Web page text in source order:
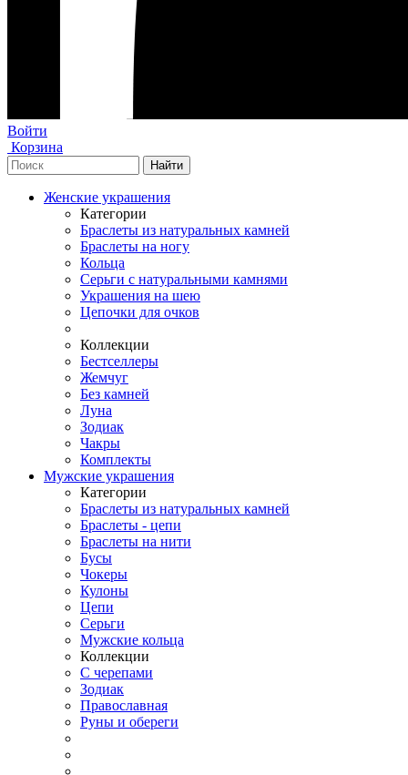
Войти
Корзина
Женские украшения
Категории
Браслеты из натуральных камней
Браслеты на ногу
Кольца
Серьги с натуральными камнями
Украшения на шею
Цепочки для очков
Коллекции
Бестселлеры
Жемчуг
Без камней
Луна
Зодиак
Чакры
Комплекты
Мужские украшения
Категории
Браслеты из натуральных камней
Браслеты - цепи
Браслеты на нити
Бусы
Чокеры
Кулоны
Цепи
Серьги
Мужские кольца
Коллекции
С черепами
Зодиак
Православная
Руны и обереги